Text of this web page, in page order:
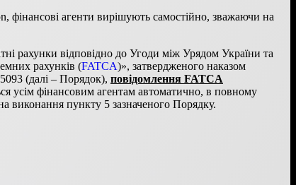
агенти вирішують самостійно, зважаючи на
рахунки відповідно до Угоди між Урядом України та
рахунків (FATCA)», затвердженого наказом
(далі – Порядок), повідомлення FATCA
усім фінансовим агентам автоматично, в повному
виконання пункту 5 зазначеного Порядку.